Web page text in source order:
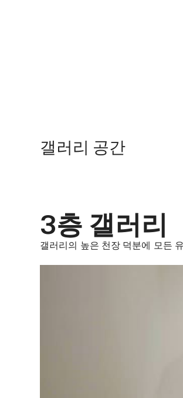
갤러리 공간
3층 갤러리
갤러리의 높은 천장 덕분에 모든